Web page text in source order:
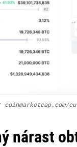
coinmarketcap.com/
nárast